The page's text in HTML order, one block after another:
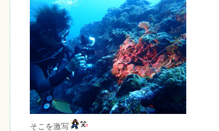
そこを激写